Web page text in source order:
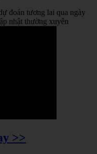
đoán tương lai qua ngày
nhật thường xuyên
>>